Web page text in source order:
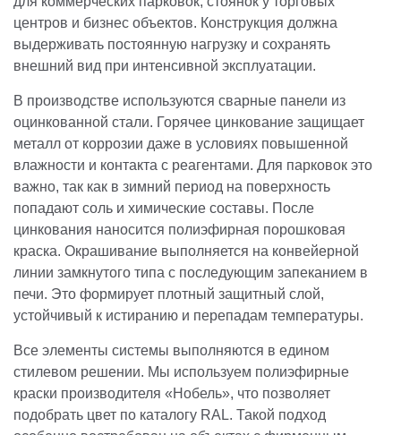
центров и бизнес объектов. Конструкция должна
выдерживать постоянную нагрузку и сохранять
внешний вид при интенсивной эксплуатации.
В производстве используются сварные панели из
оцинкованной стали. Горячее цинкование защищает
металл от коррозии даже в условиях повышенной
влажности и контакта с реагентами. Для парковок это
важно, так как в зимний период на поверхность
попадают соль и химические составы. После
цинкования наносится полиэфирная порошковая
краска. Окрашивание выполняется на конвейерной
линии замкнутого типа с последующим запеканием в
печи. Это формирует плотный защитный слой,
устойчивый к истиранию и перепадам температуры.
Все элементы системы выполняются в едином
стилевом решении. Мы используем полиэфирные
краски производителя «Нобель», что позволяет
подобрать цвет по каталогу RAL. Такой подход